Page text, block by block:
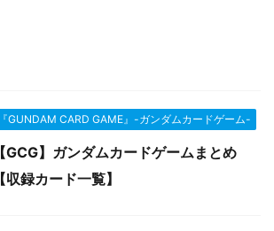
『GUNDAM CARD GAME』-ガンダムカードゲーム-
【GCG】ガンダムカードゲームまとめ
【収録カード一覧】